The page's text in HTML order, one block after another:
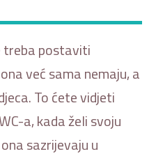
treba postaviti
već sama nemaju, a
To ćete vidjeti
a, kada želi svoju
sazrijevaju u